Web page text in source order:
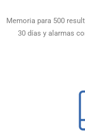
Memoria para 500
30 días y alarmas